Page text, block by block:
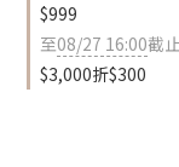
$999
至08/27 16:00截
$3,000折$300